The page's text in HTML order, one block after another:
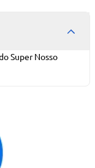
Super Nosso